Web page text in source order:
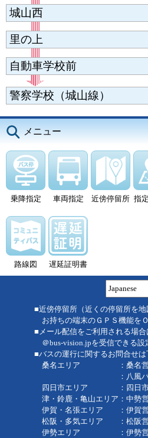
城山西
里の上
自動車学校前
警察学校（城山線）
メニュー
乗降指定 車両指定 近傍停留所 指
路線図 遅延証明書
■近傍停留所（近くの停留所を地
お持ちの端末のＧＰＳ機能をＯ
■メール配信をご利用される場合
＠bus-vision.jpを受信できる設
■バスの運行に関するお問合せは
桑名エリア ：桑名営
：八風バス
四日市エリア ：四日市
津・鈴鹿・亀山エリア：中
伊賀・名張エリア ：伊賀
松阪・多気エリア ：松阪
伊勢エリア ：伊勢営